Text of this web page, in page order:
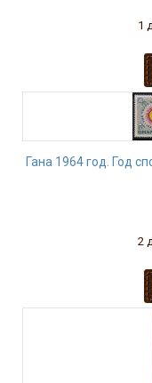
1
Гана 1964 год. Год
2